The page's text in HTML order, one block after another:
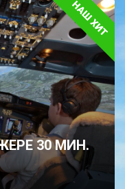
30 МИН.